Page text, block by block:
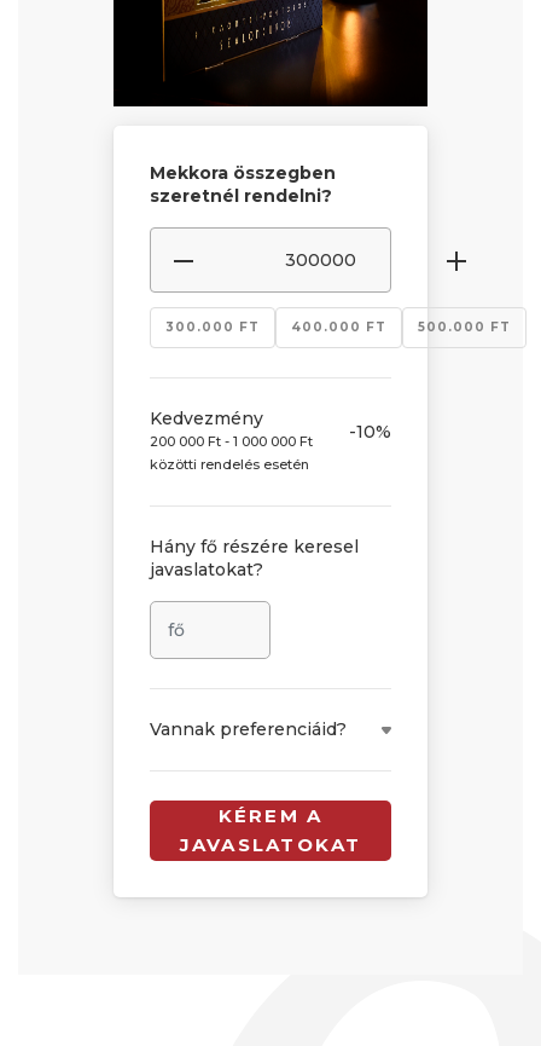
Mekkora összegben
szeretnél rendelni?
300.000 FT 400.000 FT 500.000 FT
Kedvezmény
200 000 Ft - 1 000 000 Ft
közötti rendelés esetén
-10%
Hány fő részére keresel
javaslatokat?
Vannak preferenciáid?
KÉREM A
JAVASLATOKAT